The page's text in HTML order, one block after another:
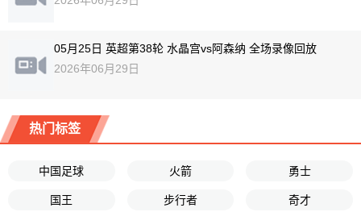
05月25日 英超第38轮 水晶宫vs阿森纳 全场录像回放
2026年06月29日
热门标签
中国足球 火箭 勇士
国王 步行者 奇才